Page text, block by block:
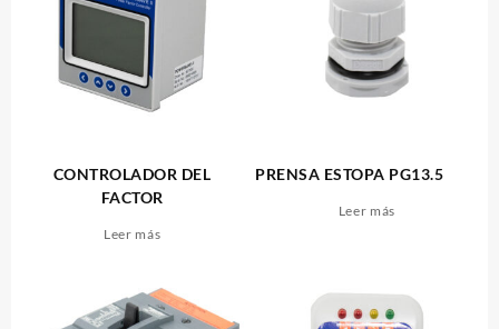
CONTROLADOR DEL
FACTOR
Leer más
PRENSA ESTOPA PG13.5
Leer más